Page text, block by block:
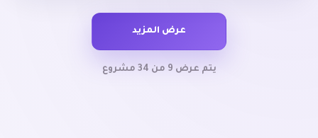
عرض المزيد
يتم عرض 9 من 34 مشروع